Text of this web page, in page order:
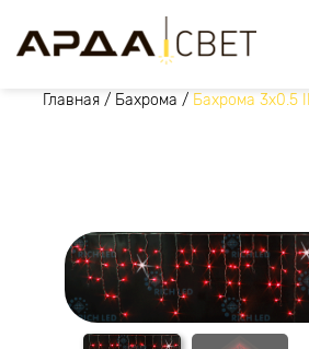
Главная / Бахрома / Бахрома 3х0.5